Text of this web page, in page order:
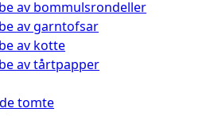
av bommulsrondeller
av garntofsar
av kotte
av tårtpapper
tomte